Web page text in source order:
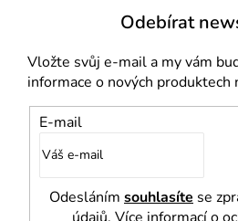
i
s
u
Odebírat
Vložte svůj e-mail a my vám
informace o nových produktech
E-mail
Odesláním souhlasíte se